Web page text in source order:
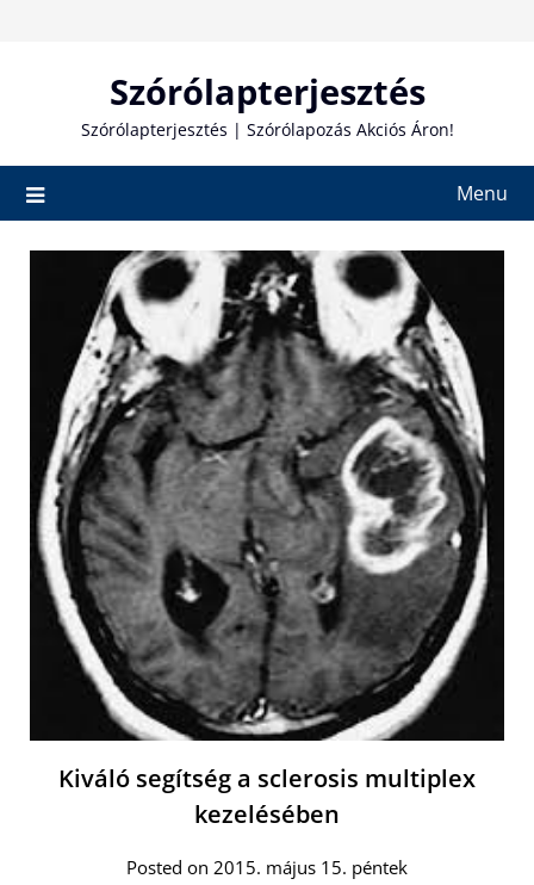
Szórólapterjesztés
Szórólapterjesztés | Szórólapozás Akciós Áron!
Menu
Kiváló segítség a sclerosis multiplex
kezelésében
Posted on 2015. május 15. péntek